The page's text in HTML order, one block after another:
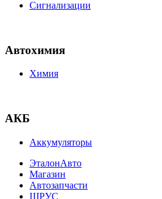
Сигнализации
Автохимия
Химия
АКБ
Аккумуляторы
ЭталонАвто
Магазин
Автозапчасти
ШРУС